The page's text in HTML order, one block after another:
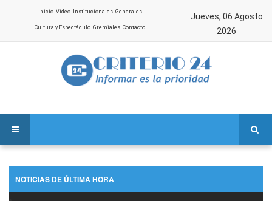
Inicio Video Institucionales Generales
Cultura y Espectáculo Gremiales Contacto
Jueves, 06 Agosto
2026
NOTICIAS DE ÚLTIMA HORA